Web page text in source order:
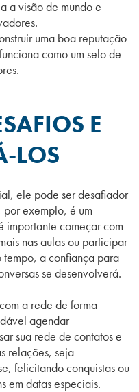
a visão de mundo e
uma boa reputação
como um selo de
E
LOS
ele pode ser desafiador
por exemplo, é um
importante começar com
nas aulas ou participar
tempo, a confiança para
se desenvolverá.
a rede de forma
agendar
sua rede de contatos e
relações, seja
felicitando conquistas ou
em datas especiais.